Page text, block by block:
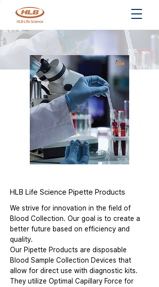
We strive for innovation in the field of
Blood Collection. Our goal is to create a
better future based on efficiency and
quality.
Our Pipette Products are disposable
Blood Sample Collection Devices that
allow for direct use with diagnostic kits.
They utilize Optimal Capillary Force for
HLB Life Science Pipette Products